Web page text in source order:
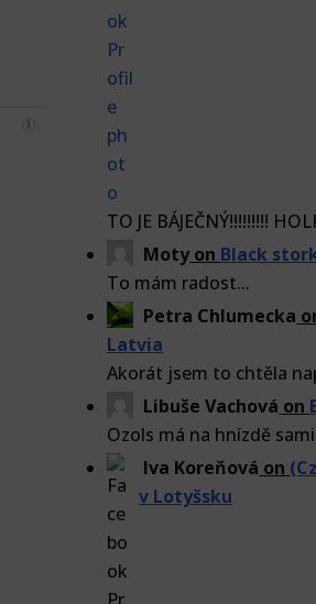
TO JE BÁJEČNÝ!!!!!!!!!
Motyon Black
To mám radost...
Petra Chlumecka
Latvia
Akorát jsem to chtěla
Libuše Vachová on
Ozols má na hnízdě
Iva Koreňová on
v Lotyšsku